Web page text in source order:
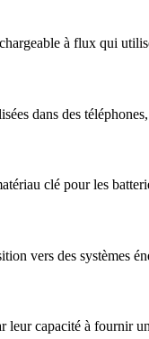
à flux qui
dans des
clé pour les
vers des systèmes
leur capacité à fournir